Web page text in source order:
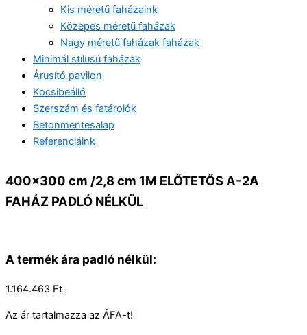
Kis méretű faházaink
Közepes méretű faházak
Nagy méretű faházak faházak
Minimál stílusú faházak
Árusító pavilon
Kocsibeálló
Szerszám és fatárolók
Betonmentesalap
Referenciáink
400×300 cm /2,8 cm 1M ELŐTETŐS A-2A
FAHÁZ PADLÓ NÉLKÜL
A termék ára padló nélkül:
1.164.463 Ft
Az ár tartalmazza az ÁFA-t!